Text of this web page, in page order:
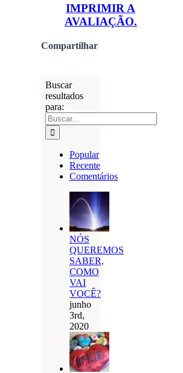
IMPRIMIR A
AVALIAÇÃO.
Compartilhar
Buscar
resultados
para:
Popular
Recente
Comentários
NÓS
QUEREMOS
SABER,
COMO
VAI
VOCÊ?
junho
3rd,
2020